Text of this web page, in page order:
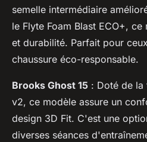
semelle intermédiaire
le Flyte Foam Blast ECO+,
et durabilité. Parfait pour
chaussure éco-responsable.
Brooks Ghost 15 : Doté de la
v2, ce modèle assure un
design 3D Fit. C'est une
diverses séances